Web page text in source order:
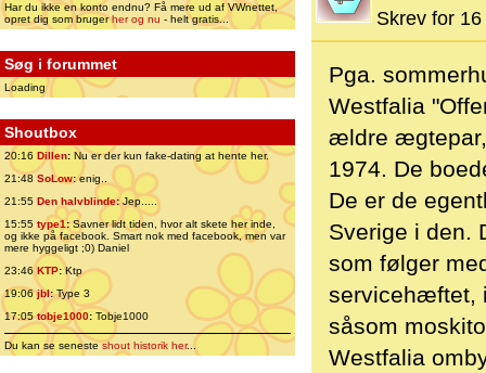
Har du ikke en konto endnu? Få mere ud af VWnettet,
opret dig som brugerher og nu - helt gratis...
Søg i forummet
Loading
Shoutbox
20:16 Dillen: Nu er der kun fake-dating at hente her.
21:48 SoLow:enig..
21:55 Den halvblinde:Jep.....
15:55 type1:Savner lidt tiden, hvor alt skete her inde,
og ikke på facebook. Smart nok med facebook, men var
mere hyggeligt ;0) Daniel
23:46 KTP:Ktp
19:06jbl:Type 3
17:05tobje1000: Tobje1000
Du kan se senesteshout historik her...
Skrev for
Pga.
Westfalia
ældre ægtepar,
1974. De
De er de
Sverige i den.
som følger
servicehæftet,
såsom
Westfalia